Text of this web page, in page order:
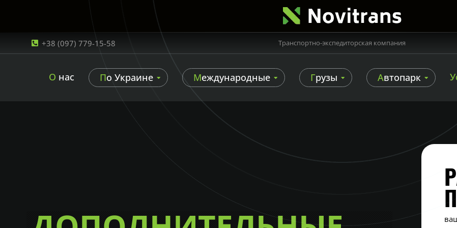
+38 (097) 779-15-58 Транспортно-экспедиторская компания
О нас По Украине Международные Грузы Автопарк